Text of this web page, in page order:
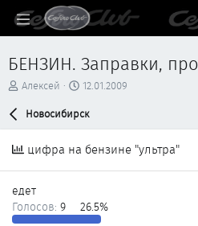
БЕНЗИН. Заправки,
А
о
р
т
е
м
ы
Алексей
Д
т
а
н
а
ч
л
а
12.01.2009
Новосибирск
цифра на бензине "ультра"
едет
Голосов: 9 26.5%